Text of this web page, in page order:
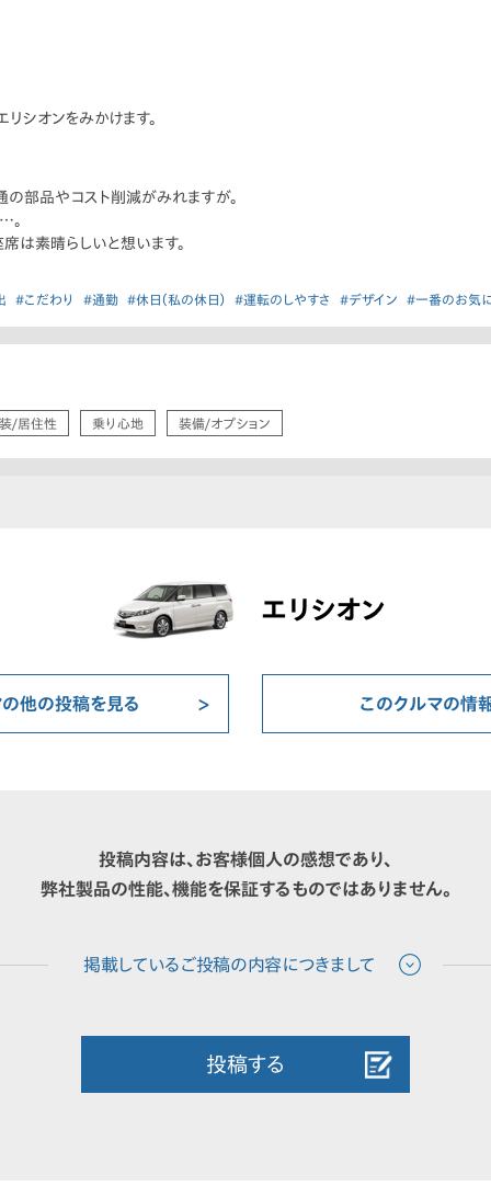
シオンをみかけます。
部品やコスト削減がみれますが。
。
は素晴らしいと想います。
#こだわり #通勤 #休日（私の休日） #運転のしやすさ #デザイン #一番のお気
/居住性 乗り心地 装備/オプション
エリシオン
他の投稿を見る このクルマの情
投稿内容は、お客様個人の感想であり、
弊社製品の性能、機能を保証するものではありません。
投稿する